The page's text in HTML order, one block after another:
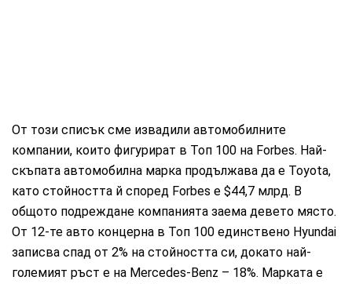
От този списък сме извадили автомобилните
компании, които фигурират в Топ 100 на Forbes. Най-
скъпата автомобилна марка продължава да е Toyota,
като стойността й според Forbes е $44,7 млрд. В
общото подреждане компанията заема девето място.
От 12-те авто концерна в Топ 100 единствено Hyundai
записва спад от 2% на стойността си, докато най-
големият ръст е на Mercedes-Benz – 18%. Марката е